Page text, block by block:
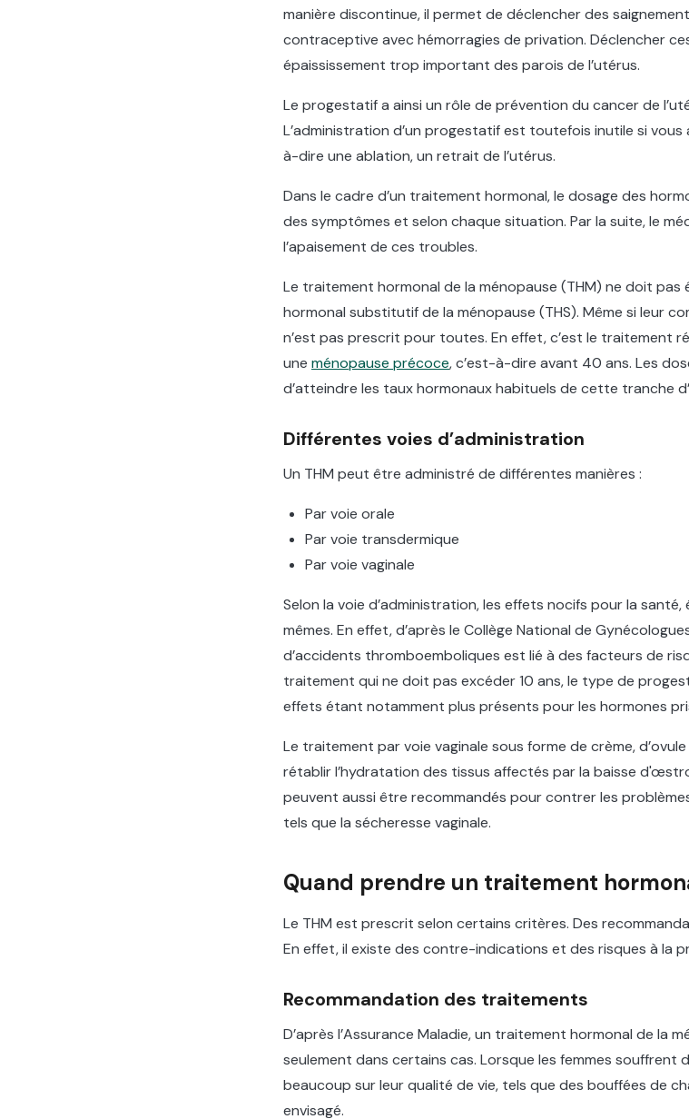
manière discontinue, il permet de déclencher des
contraceptive avec hémorragies de privation. Déclencher
épaississement trop important des parois de l’utérus.
Le progestatif a ainsi un rôle de prévention du cancer de
L’administration d’un progestatif est toutefois inutile si
à-dire une ablation, un retrait de l’utérus.
Dans le cadre d’un traitement hormonal, le dosage des
des symptômes et selon chaque situation. Par la suite, le
l’apaisement de ces troubles.
Le traitement hormonal de la ménopause (THM) ne doit
hormonal substitutif de la ménopause (THS). Même si leur
n’est pas prescrit pour toutes. En effet, c’est le traitement
une ménopause précoce, c’est-à-dire avant 40 ans. Les
d’atteindre les taux hormonaux habituels de cette tranche
Différentes voies d’administration
Un THM peut être administré de différentes manières :
Par voie orale
Par voie transdermique
Par voie vaginale
Selon la voie d’administration, les effets nocifs pour la
mêmes. En effet, d’après le Collège National de
d’accidents thromboemboliques est lié à des facteurs de
traitement qui ne doit pas excéder 10 ans, le type de
effets étant notamment plus présents pour les hormones
Le traitement par voie vaginale sous forme de crème,
rétablir l’hydratation des tissus affectés par la baisse
peuvent aussi être recommandés pour contrer les
tels que la sécheresse vaginale.
Quand prendre un traitement
Le THM est prescrit selon certains critères. Des
En effet, il existe des contre-indications et des risques à la
Recommandation des traitements
D’après l’Assurance Maladie, un traitement hormonal de la
seulement dans certains cas. Lorsque les femmes
beaucoup sur leur qualité de vie, tels que des bouffées de
envisagé.